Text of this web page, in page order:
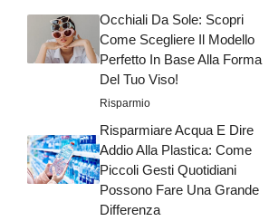
Occhiali Da Sole: Scopri
Come Scegliere Il Modello
Perfetto In Base Alla Forma
Del Tuo Viso!
Risparmio
Risparmiare Acqua E Dire
Addio Alla Plastica: Come
Piccoli Gesti Quotidiani
Possono Fare Una Grande
Differenza